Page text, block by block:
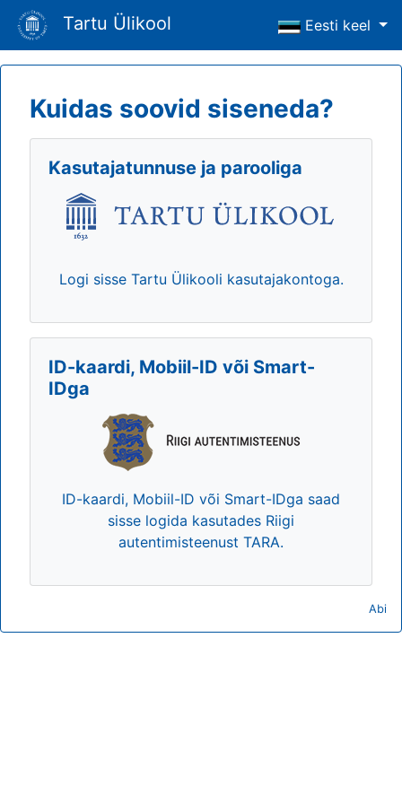
Tartu Ülikool Eesti keel
Kuidas soovid siseneda?
Kasutajatunnuse ja parooliga
Logi sisse Tartu Ülikooli kasutajakontoga.
ID-kaardi, Mobiil-ID või Smart-
IDga
ID-kaardi, Mobiil-ID või Smart-IDga saad
sisse logida kasutades Riigi
autentimisteenust TARA.
Abi